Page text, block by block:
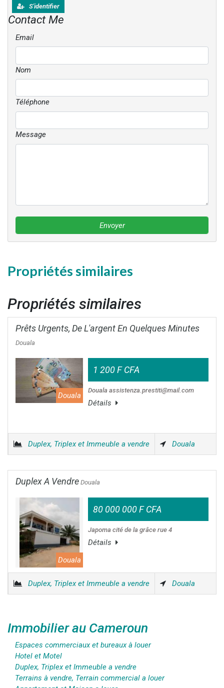
S'identifier
Contact Me
Email
Nom
Téléphone
Message
Envoyer
Propriétés similaires
Propriétés similaires
Prêts Urgents, De L'argent En Quelques Minutes
Douala
Douala
1 200 F CFA
Douala assistenza.prestiti@mail.com
Détails
Duplex, Triplex et Immeuble a vendre Douala
Duplex A Vendre Douala
Douala
80 000 000 F CFA
Japoma cité de la grâce rue 4
Détails
Duplex, Triplex et Immeuble a vendre Douala
Immobilier au Cameroun
Espaces commerciaux et bureaux à louer
Hotel et Motel
Duplex, Triplex et Immeuble a vendre
Terrains à vendre, Terrain commercial a louer